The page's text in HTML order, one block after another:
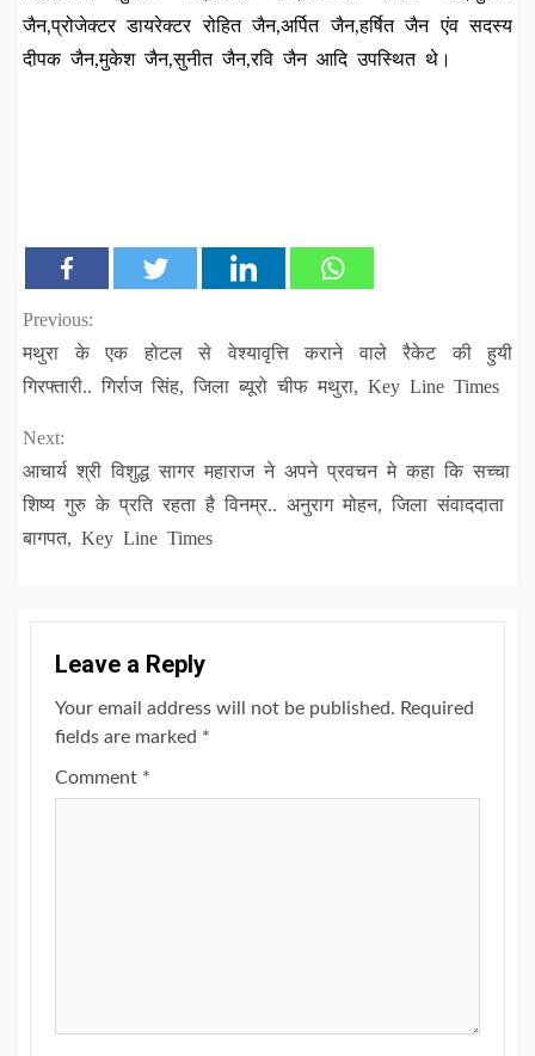
जैन,प्रोजेक्टर डायरेक्टर रोहित जैन,अर्पित जैन,हर्षित जैन एंव सदस्य
दीपक जैन,मुकेश जैन,सुनीत जैन,रवि जैन आदि उपस्थित थे।
Continue
Reading
Previous:
मथुरा के एक होटल से वेश्यावृत्ति कराने वाले रैकेट की हुयी
गिरफ्तारी.. गिर्राज सिंह, जिला ब्यूरो चीफ मथुरा, Key Line Times
Next:
आचार्य श्री विशुद्ध सागर महाराज ने अपने प्रवचन मे कहा कि सच्चा
शिष्य गुरु के प्रति रहता है विनम्र.. अनुराग मोहन, जिला संवाददाता
बागपत, Key Line Times
Leave a Reply
Your email address will not be published. Required
fields are marked *
Comment *